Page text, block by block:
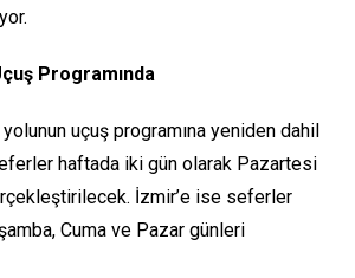
Programında
uçuş programına yeniden dahil
haftada iki gün olarak Pazartesi
İzmir’e ise seferler
Cuma ve Pazar günleri